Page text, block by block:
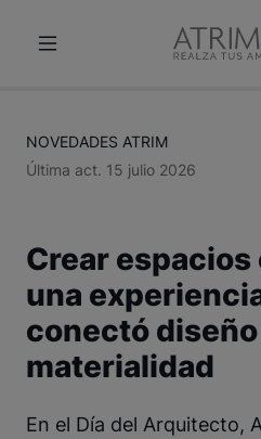
NOVEDADES ATRIM
Última act. 15 julio 2026
Crear
una
conectó
materialidad
En el Día del Arquitecto,